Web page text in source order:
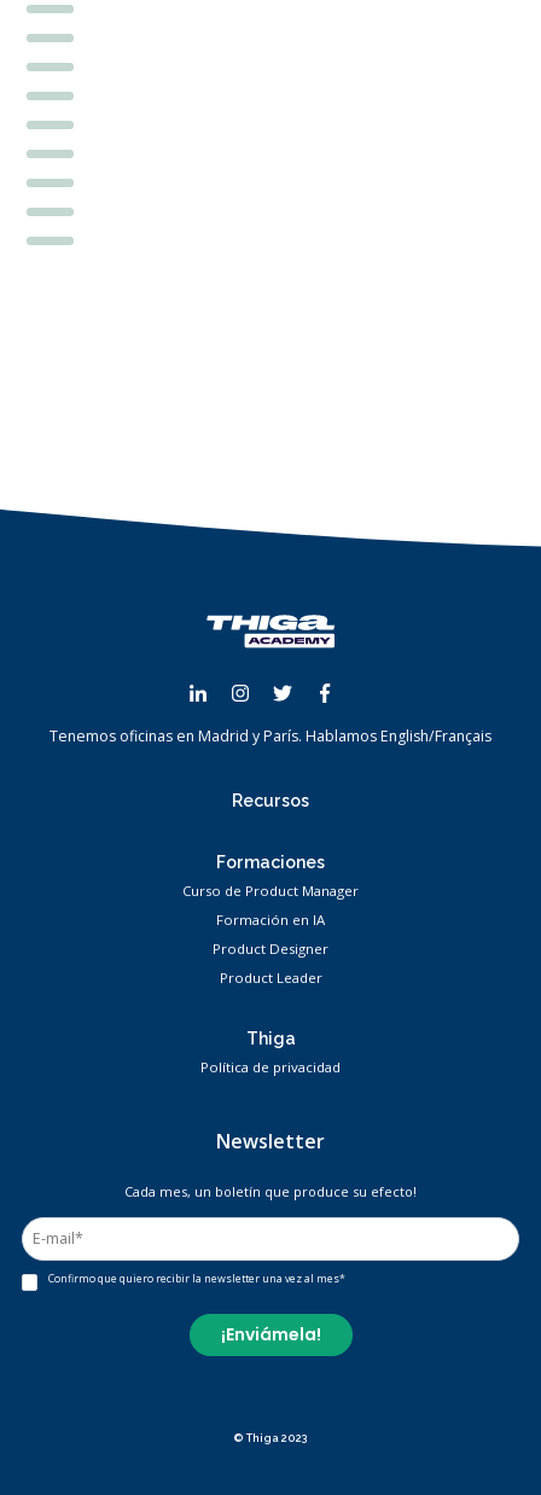
Tenemos oficinas en Madrid y París. HablamosEnglish/Français
Recursos
Formaciones
Curso de Product Manager
Formación en IA
Product Designer
Product Leader
Thiga
Política de privacidad
Newsletter
Cada mes, un boletín que produce su efecto!
Confirmo que quiero recibir la newsletter una vez al mes*
© Thiga 2023